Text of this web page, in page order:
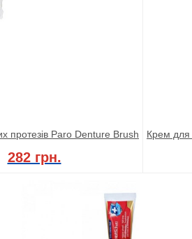
протезів Paro Denture Brush
282 грн.
Крем для